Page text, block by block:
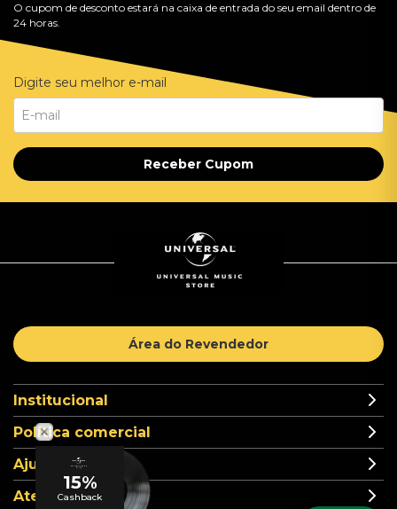
O cupom de desconto estará na caixa de entrada do seu email dentro de
24 horas.
Digite seu melhor e-mail
Receber Cupom
Área do Revendedor
Institucional
Política comercial
Ajuda
Atendimento